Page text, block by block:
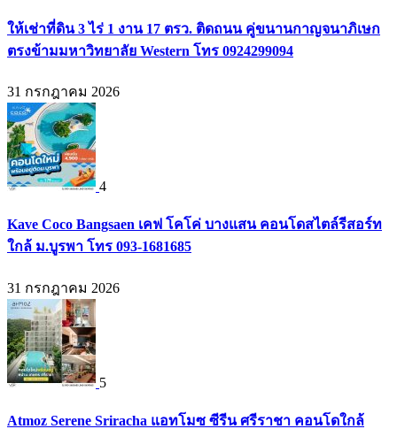
ให้เช่าที่ดิน 3 ไร่ 1 งาน 17 ตรว. ติดถนน คู่ขนานกาญจนาภิเษก
ตรงข้ามมหาวิทยาลัย Western โทร 0924299094
31 กรกฎาคม 2026
4
Kave Coco Bangsaen เคฟ โคโค่ บางแสน คอนโดสไตล์รีสอร์ท
ใกล้ ม.บูรพา โทร 093-1681685
31 กรกฎาคม 2026
5
Atmoz Serene Sriracha แอทโมซ ซีรีน ศรีราชา คอนโดใกล้